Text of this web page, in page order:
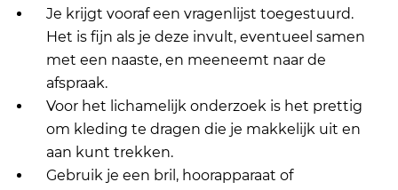
Je krijgt vooraf een vragenlijst toegestuurd.
Het is fijn als je deze invult, eventueel samen
met een naaste, en meeneemt naar de
afspraak.
Voor het lichamelijk onderzoek is het prettig
om kleding te dragen die je makkelijk uit en
aan kunt trekken.
Gebruik je een bril, hoorapparaat of